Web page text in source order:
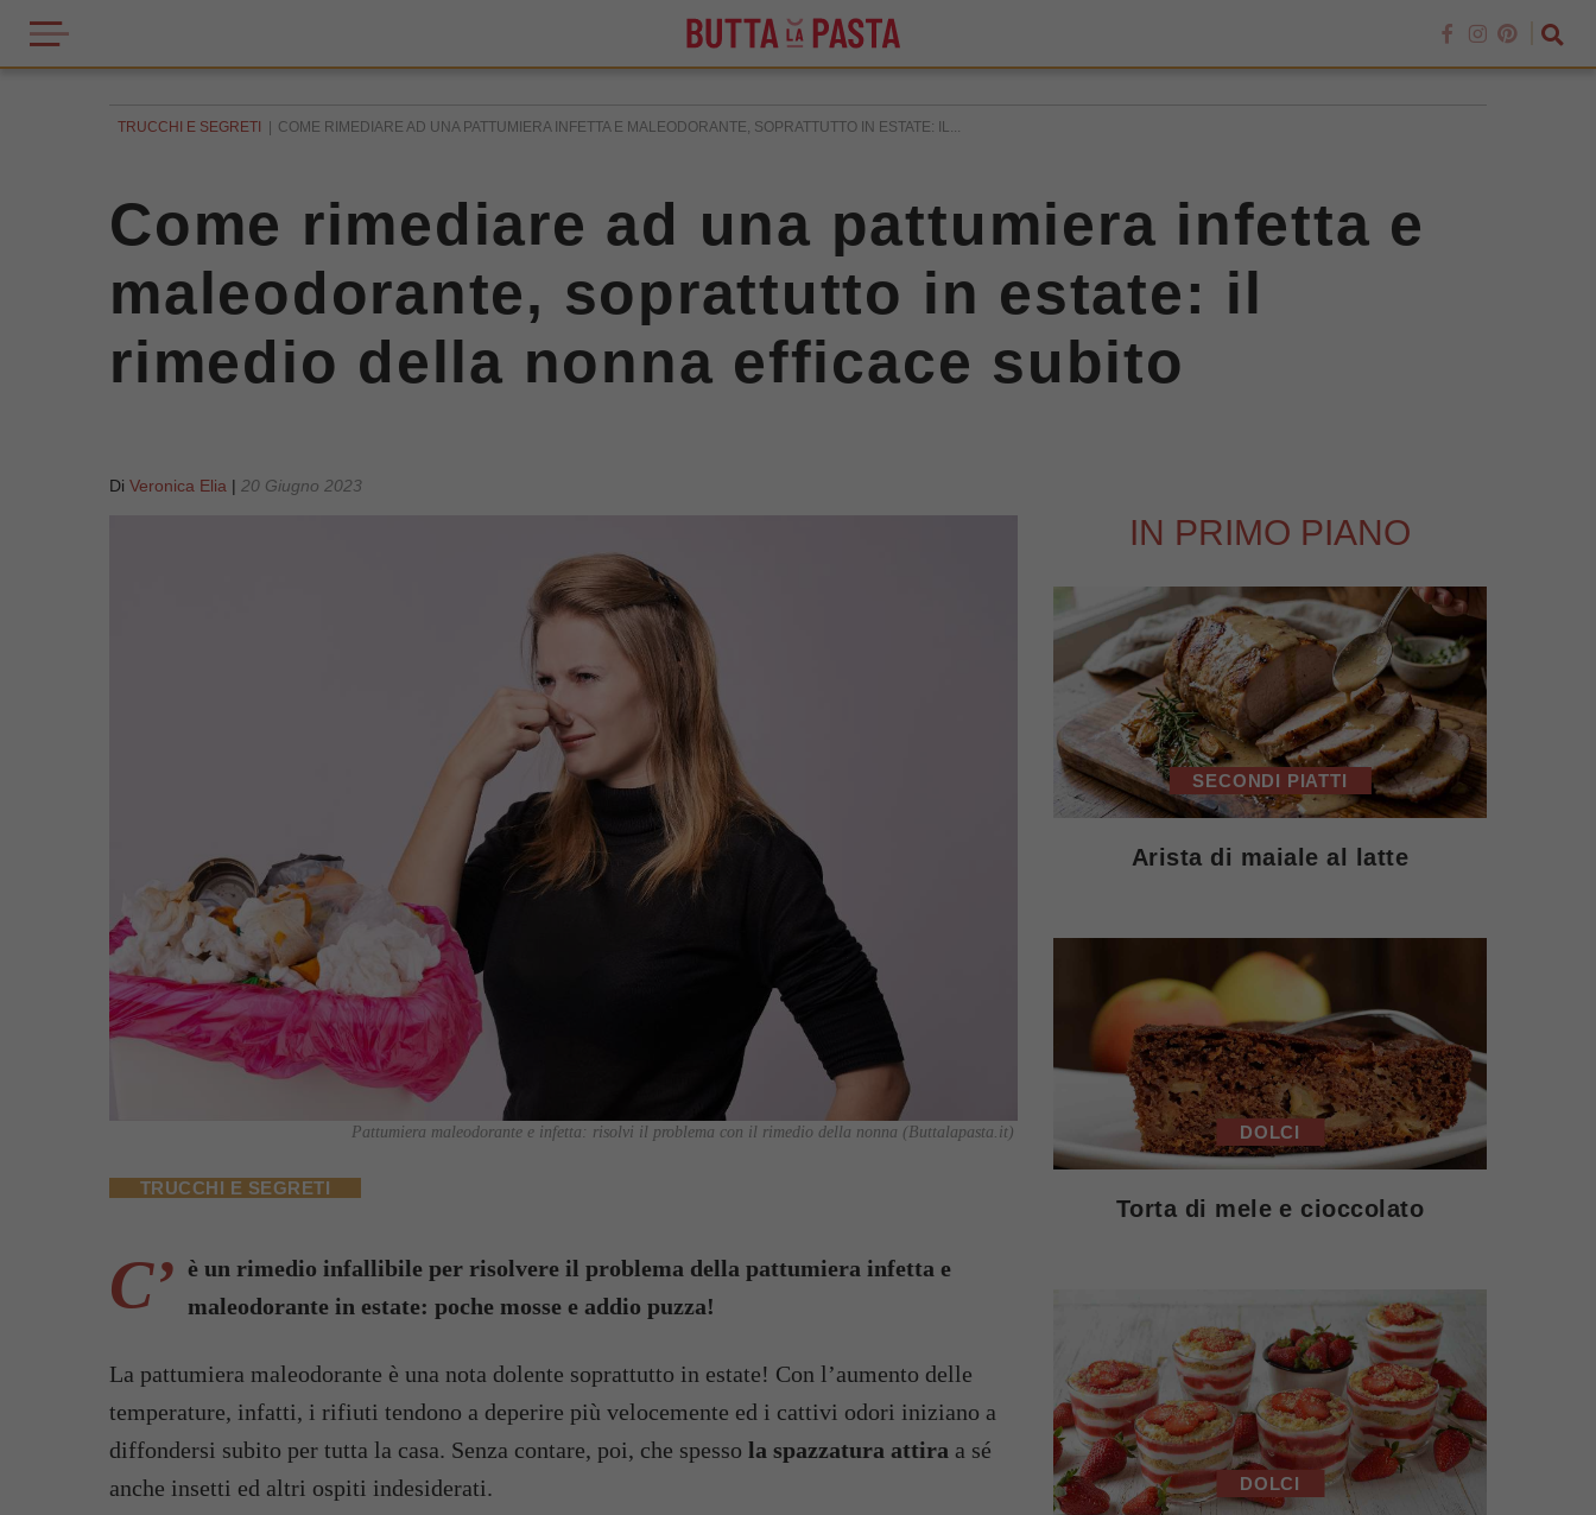
TRUCCHI E SEGRETI COME RIMEDIARE AD UNA PATTUMIERA INFETTA E MALEODORANTE, SOPRATTUTTO IN ESTATE: IL...
Come rimediare ad una pattumiera infetta e
maleodorante, soprattutto in estate: il
rimedio della nonna efficace subito
Di Veronica Elia | 20 Giugno 2023
Pattumiera maleodorante e infetta: risolvi il problema con il rimedio della nonna (Buttalapasta.it)
TRUCCHI E SEGRETI
C’ è un rimedio infallibile per risolvere il problema della pattumiera infetta e
maleodorante in estate: poche mosse e addio puzza!
La pattumiera maleodorante è una nota dolente soprattutto in estate! Con l’aumento delle
temperature, infatti, i rifiuti tendono a deperire più velocemente ed i cattivi odori iniziano a
diffondersi subito per tutta la casa. Senza contare, poi, che spesso la spazzatura attira a sé
anche insetti ed altri ospiti indesiderati.
IN PRIMO PIANO
SECONDI PIATTI
Arista di maiale al latte
DOLCI
Torta di mele e cioccolato
DOLCI